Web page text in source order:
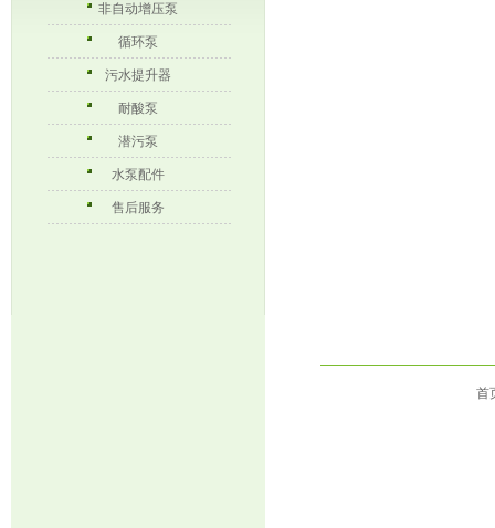
非自动增压泵
循环泵
污水提升器
耐酸泵
潜污泵
水泵配件
售后服务
首